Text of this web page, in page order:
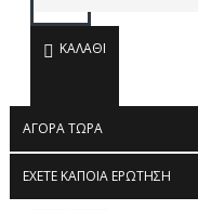
ΚΑΛΆΘΙ
ΑΓΟΡΆ ΤΏΡΑ
ΈΧΕΤΕ ΚΆΠΟΙΑ ΕΡΏΤΗΣΗ